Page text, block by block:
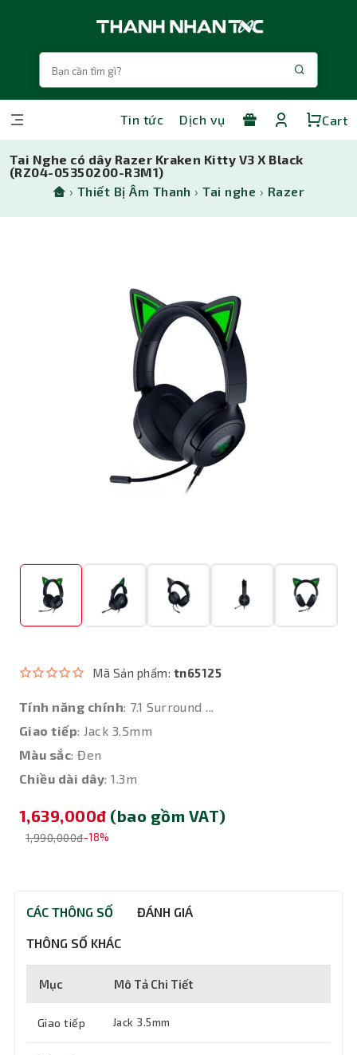
Tin tức Dịch vụ Cart
Tai Nghe có dây Razer Kraken Kitty V3 X Black
(RZ04-05350200-R3M1)
› Thiết Bị Âm Thanh ›Tai nghe › Razer
Mã Sản phẩm: tn65125
Tính năng chính: 7.1 Surround ...
Giao tiếp: Jack 3.5mm
Màu sắc: Đen
Chiều dài dây: 1.3m
1,639,000đ (bao gồm VAT)
1,990,000đ-18%
CÁC THÔNG SỐ ĐÁNH GIÁ
THÔNG SỐ KHÁC
Mục Mô Tả Chi Tiết
Giao tiếp Jack 3.5mm